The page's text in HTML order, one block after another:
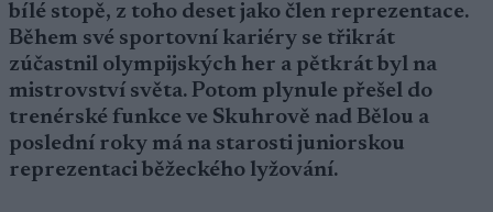
bílé stopě, z toho deset jako člen reprezentace.
Během své sportovní kariéry se třikrát
zúčastnil olympijských her a pětkrát byl na
mistrovství světa. Potom plynule přešel do
trenérské funkce ve Skuhrově nad Bělou a
poslední roky má na starosti juniorskou
reprezentaci běžeckého lyžování.